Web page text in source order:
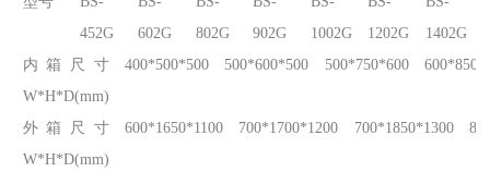
452G
602G
802G
902G
1002G
1202G
1402G
内箱尺寸
W*H*D(mm)
400*500*500 500*600*500 500*750*600
外箱尺寸
W*H*D(mm)
600*1650*1100 700*1700*1200 700*1850*1300